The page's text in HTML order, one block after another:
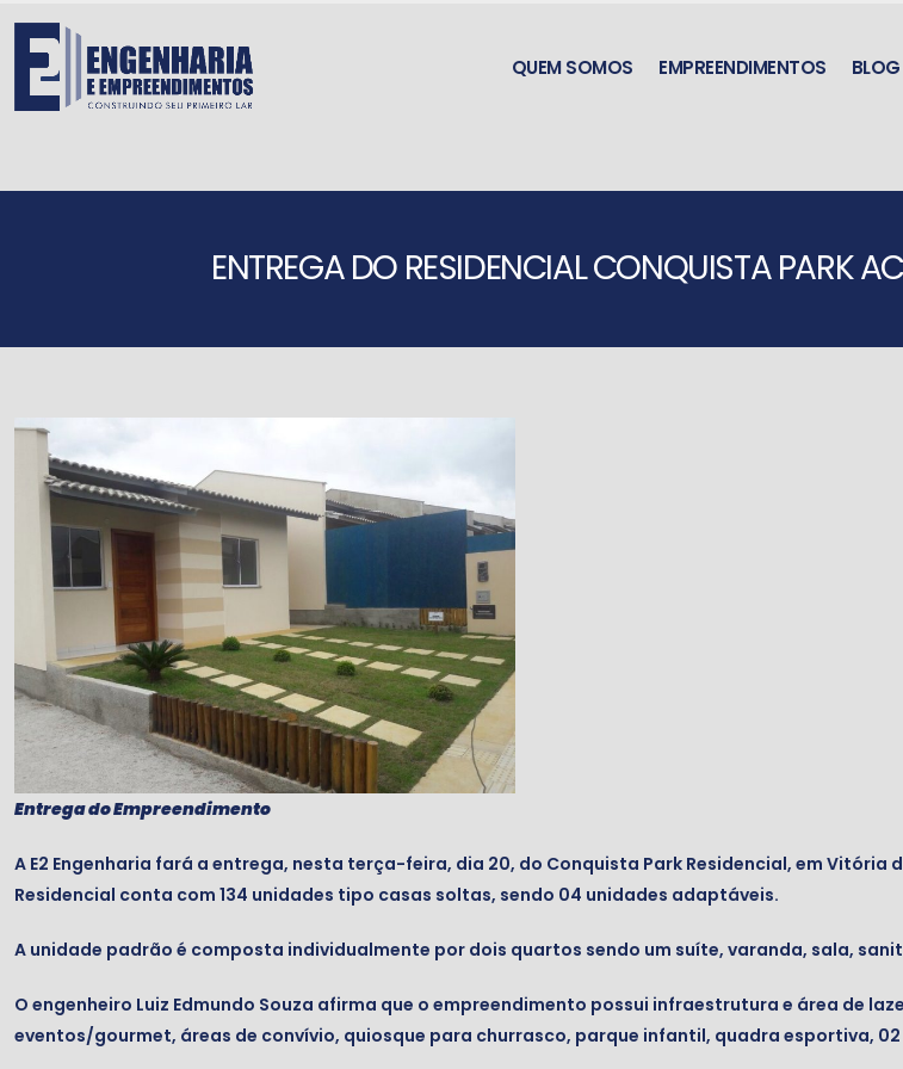
QUEM SOMOS EMPREENDIMENTOS BLOG
ENTREGA DO RESIDENCIAL CONQUISTA PARK
Entrega do Empreendimento
A E2 Engenharia fará a entrega, nesta terça-feira, dia 20, do Conquista Park Residencial, em Vitória
Residencial conta com 134 unidades tipo casas soltas, sendo 04 unidades adaptáveis.
A unidade padrão é composta individualmente por dois quartos sendo um suíte, varanda, sala,
O engenheiro Luiz Edmundo Souza afirma que o empreendimento possui infraestrutura e área de
eventos/gourmet, áreas de convívio, quiosque para churrasco, parque infantil, quadra esportiva,